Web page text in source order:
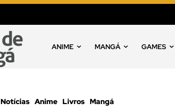
ANIME MANGÁ GAMES
Notícias Anime Livros Mangá